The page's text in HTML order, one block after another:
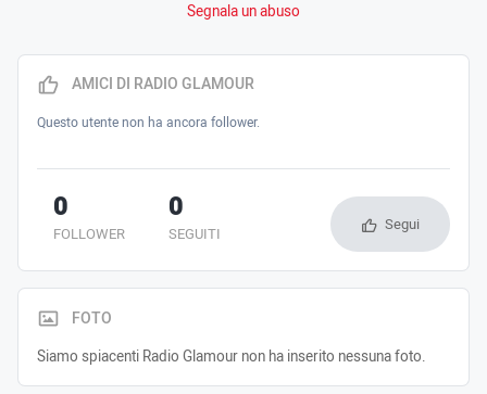
Segnala un abuso
AMICI DI RADIO GLAMOUR
Questo utente non ha ancora follower.
FOLLOWER
0
SEGUITI
0 Segui
FOTO
Siamo spiacenti Radio Glamour non ha inserito nessuna foto.